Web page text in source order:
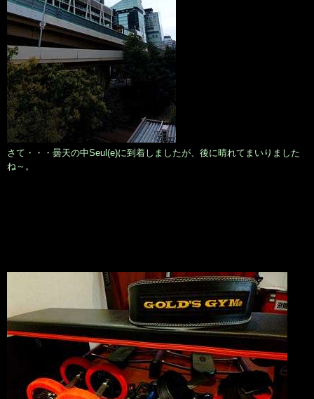
さて・・・曇天の中Seul(e)に到着しましたが、後に晴れてまいりました
ね～。